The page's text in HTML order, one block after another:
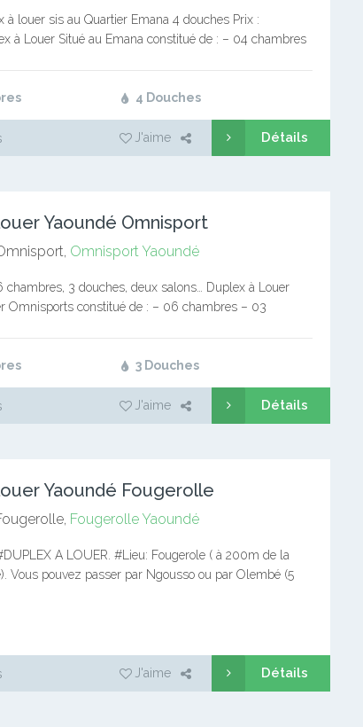
à louer sis au Quartier Emana 4 douches Prix :
à Louer Situé au Emana constitué de : – 04 chambres
4 Douches
J'aime Détails
Yaoundé Omnisport
Omnisport Yaoundé
chambres, 3 douches, deux salons… Duplex à Louer
Omnisports constitué de : – 06 chambres – 03
3 Douches
J'aime Détails
Yaoundé Fougerolle
Fougerolle Yaoundé
A LOUER. #Lieu: Fougerole ( à 200m de la
Vous pouvez passer par Ngousso ou par Olembé (5
J'aime Détails